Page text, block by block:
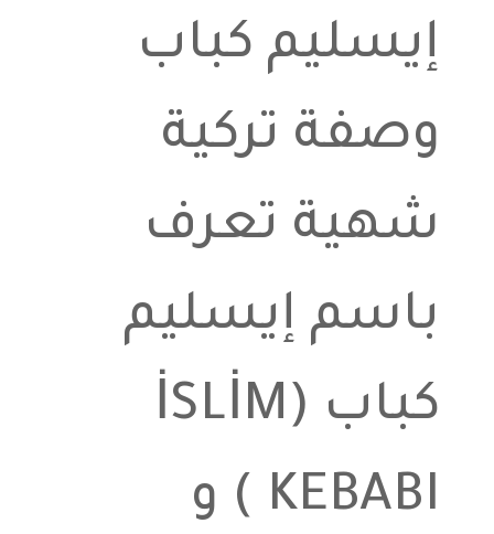
إيسليم كباب
وصفة تركية
شهية تعرف
باسم إيسليم
كباب (İSLİM
KEBABI ) و